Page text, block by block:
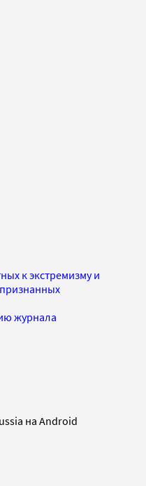
к экстремизму и
журнала
на Android